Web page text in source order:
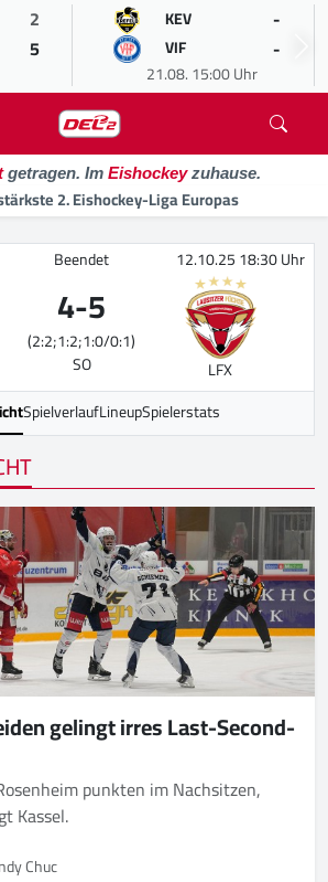
2
5
KEV -
VIF -
21.08. 15:00 Uhr
getragen. Im Eishockeyzuhause.
2. Eishockey-Liga Europas
Beendet 12.10.25 18:30 Uhr
4-5
(2:2;1:2;1:0/0:1)
SO
LFX
SpielverlaufLineupSpielerstats
gelingt irres Last-Second-
punkten im Nachsitzen,
Kassel.
Chuc